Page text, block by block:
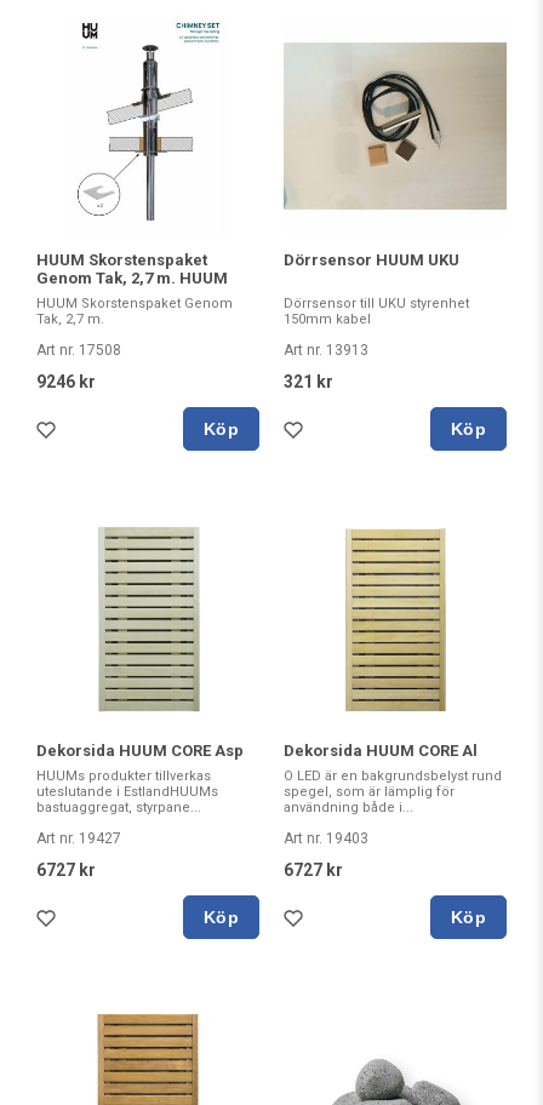
HUUM Skorstenspaket
Genom Tak, 2,7 m. HUUM
HUUM Skorstenspaket Genom
Tak, 2,7 m.
Art nr. 17508
9246 kr
Köp
Dörrsensor HUUM UKU
Dörrsensor till UKU styrenhet
150mm kabel
Art nr. 13913
321 kr
Köp
Dekorsida HUUM CORE Asp
HUUMs produkter tillverkas
uteslutande i EstlandHUUMs
bastuaggregat, styrpane...
Art nr. 19427
6727 kr
Köp
Dekorsida HUUM CORE Al
O LED är en bakgrundsbelyst rund
spegel, som är lämplig för
användning både i...
Art nr. 19403
6727 kr
Köp